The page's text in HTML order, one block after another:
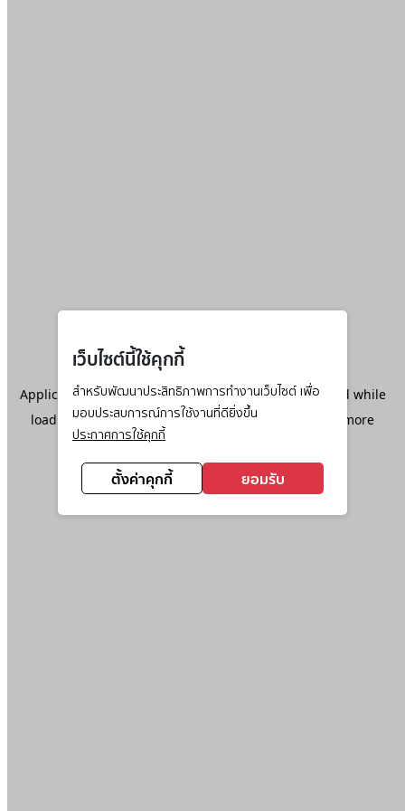
เว็บไซต์นี้ใช้คุกกี้
สำหรับพัฒนาประสิทธิภาพการทำงานเว็บไซต์ เพื่อ
มอบประสบการณ์การใช้งานที่ดียิ่งขึ้น
ประกาศการใช้คุกกี้
ตั้งค่าคุกกี้ ยอมรับ
Application error: aclient-side exception has occurred while
loadingwww.ktc.co.th(see the browser console
for more
information).